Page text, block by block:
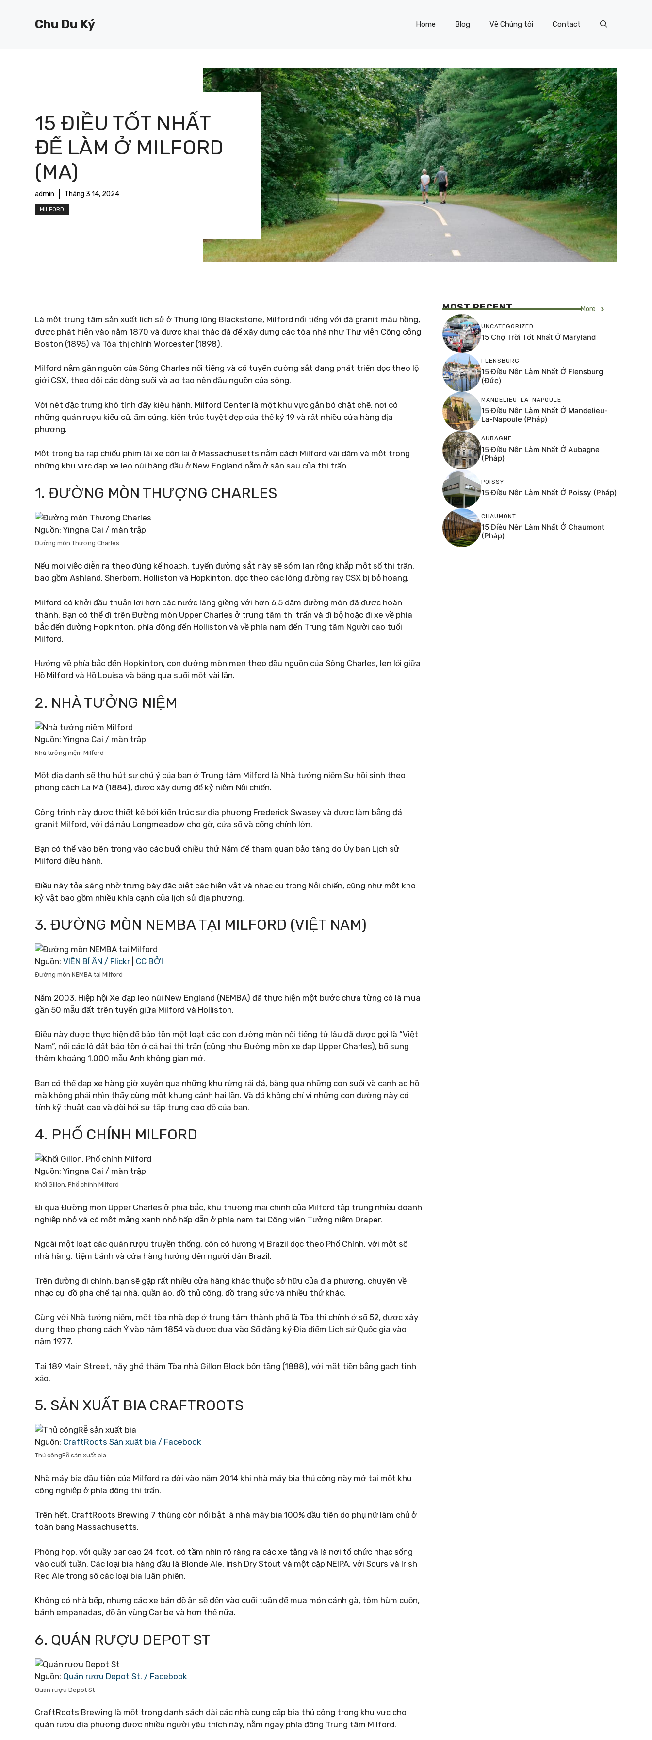
Chu Du Ký Home Blog Về Chúng tôi Contact
15 ĐIỀU TỐT NHẤT
ĐỂ LÀM Ở MILFORD
(MA)
admin Tháng 3 14, 2024
MILFORD
Là một trung tâm sản xuất lịch sử ở Thung lũng Blackstone, Milford nổi tiếng với đá granit màu hồng,
được phát hiện vào năm 1870 và được khai thác đá để xây dựng các tòa nhà như Thư viện Công cộng
Boston (1895) và Tòa thị chính Worcester (1898).
Milford nằm gần nguồn của Sông Charles nổi tiếng và có tuyến đường sắt đang phát triển dọc theo lộ
giới CSX, theo dõi các dòng suối và ao tạo nên đầu nguồn của sông.
Với nét đặc trưng khó tính đầy kiêu hãnh, Milford Center là một khu vực gắn bó chặt chẽ, nơi có
những quán rượu kiểu cũ, ấm cúng, kiến ​​trúc tuyệt đẹp của thế kỷ 19 và rất nhiều cửa hàng địa
phương.
Một trong ba rạp chiếu phim lái xe còn lại ở Massachusetts nằm cách Milford vài dặm và một trong
những khu vực đạp xe leo núi hàng đầu ở New England nằm ở sân sau của thị trấn.
1. ĐƯỜNG MÒN THƯỢNG CHARLES
Nguồn: Yingna Cai / màn trập
Đường mòn Thượng Charles
Nếu mọi việc diễn ra theo đúng kế hoạch, tuyến đường sắt này sẽ sớm lan rộng khắp một số thị trấn,
bao gồm Ashland, Sherborn, Holliston và Hopkinton, dọc theo các lòng đường ray CSX bị bỏ hoang.
Milford có khởi đầu thuận lợi hơn các nước láng giềng với hơn 6,5 dặm đường mòn đã được hoàn
thành. Bạn có thể đi trên Đường mòn Upper Charles ở trung tâm thị trấn và đi bộ hoặc đi xe về phía
bắc đến đường Hopkinton, phía đông đến Holliston và về phía nam đến Trung tâm Người cao tuổi
Milford.
Hướng về phía bắc đến Hopkinton, con đường mòn men theo đầu nguồn của Sông Charles, len lỏi giữa
Hồ Milford và Hồ Louisa và băng qua suối một vài lần.
2. NHÀ TƯỞNG NIỆM
Nguồn: Yingna Cai / màn trập
Nhà tưởng niệm Milford
Một địa danh sẽ thu hút sự chú ý của bạn ở Trung tâm Milford là Nhà tưởng niệm Sự hồi sinh theo
phong cách La Mã (1884), được xây dựng để kỷ niệm Nội chiến.
Công trình này được thiết kế bởi kiến ​​​​trúc sư địa phương Frederick Swasey và được làm bằng đá
granit Milford, với đá nâu Longmeadow cho gờ, cửa sổ và cổng chính lớn.
Bạn có thể vào bên trong vào các buổi chiều thứ Năm để tham quan bảo tàng do Ủy ban Lịch sử
Milford điều hành.
Điều này tỏa sáng nhờ trưng bày đặc biệt các hiện vật và nhạc cụ trong Nội chiến, cũng như một kho
kỷ vật bao gồm nhiều khía cạnh của lịch sử địa phương.
3. ĐƯỜNG MÒN NEMBA TẠI MILFORD (VIỆT NAM)
Nguồn: VIÊN BÍ ẨN / Flickr CC BỞI
Đường mòn NEMBA tại Milford
Năm 2003, Hiệp hội Xe đạp leo núi New England (NEMBA) đã thực hiện một bước chưa từng có là mua
gần 50 mẫu đất trên tuyến giữa Milford và Holliston.
Điều này được thực hiện để bảo tồn một loạt các con đường mòn nổi tiếng từ lâu đã được gọi là “Việt
Nam”, nối các lô đất bảo tồn ở cả hai thị trấn (cũng như Đường mòn xe đạp Upper Charles), bổ sung
thêm khoảng 1.000 mẫu Anh không gian mở.
Bạn có thể đạp xe hàng giờ xuyên qua những khu rừng rải đá, băng qua những con suối và cạnh ao hồ
mà không phải nhìn thấy cùng một khung cảnh hai lần. Và đó không chỉ vì những con đường này có
tính kỹ thuật cao và đòi hỏi sự tập trung cao độ của bạn.
4. PHỐ CHÍNH MILFORD
Nguồn: Yingna Cai / màn trập
Khối Gillon, Phố chính Milford
Đi qua Đường mòn Upper Charles ở phía bắc, khu thương mại chính của Milford tập trung nhiều doanh
nghiệp nhỏ và có một mảng xanh nhỏ hấp dẫn ở phía nam tại Công viên Tưởng niệm Draper.
Ngoài một loạt các quán rượu truyền thống, còn có hương vị Brazil dọc theo Phố Chính, với một số
nhà hàng, tiệm bánh và cửa hàng hướng đến người dân Brazil.
Trên đường đi chính, bạn sẽ gặp rất nhiều cửa hàng khác thuộc sở hữu của địa phương, chuyên về
nhạc cụ, đồ pha chế tại nhà, quần áo, đồ thủ công, đồ trang sức và nhiều thứ khác.
Cùng với Nhà tưởng niệm, một tòa nhà đẹp ở trung tâm thành phố là Tòa thị chính ở số 52, được xây
dựng theo phong cách Ý vào năm 1854 và được đưa vào Sổ đăng ký Địa điểm Lịch sử Quốc gia vào
năm 1977.
Tại 189 Main Street, hãy ghé thăm Tòa nhà Gillon Block bốn tầng (1888), với mặt tiền bằng gạch tinh
xảo.
5. SẢN XUẤT BIA CRAFTROOTS
Nguồn: CraftRoots Sản xuất bia / Facebook
Thủ côngRễ sản xuất bia
Nhà máy bia đầu tiên của Milford ra đời vào năm 2014 khi nhà máy bia thủ công này mở tại một khu
công nghiệp ở phía đông thị trấn.
Trên hết, CraftRoots Brewing 7 thùng còn nổi bật là nhà máy bia 100% đầu tiên do phụ nữ làm chủ ở
toàn bang Massachusetts.
Phòng họp, với quầy bar cao 24 foot, có tầm nhìn rõ ràng ra các xe tăng và là nơi tổ chức nhạc sống
vào cuối tuần. Các loại bia hàng đầu là Blonde Ale, Irish Dry Stout và một cặp NEIPA, với Sours và Irish
Red Ale trong số các loại bia luân phiên.
Không có nhà bếp, nhưng các xe bán đồ ăn sẽ đến vào cuối tuần để mua món cánh gà, tôm hùm cuộn,
bánh empanadas, đồ ăn vùng Caribe và hơn thế nữa.
6. QUÁN RƯỢU DEPOT ST
Nguồn: Quán rượu Depot St. / Facebook
Quán rượu Depot St
CraftRoots Brewing là một trong danh sách dài các nhà cung cấp bia thủ công trong khu vực cho
quán rượu địa phương được nhiều người yêu thích này, nằm ngay phía đông Trung tâm Milford.
MOST RECENT More
UNCATEGORIZED
15 Chợ Trời Tốt Nhất Ở Maryland
FLENSBURG
15 Điều Nên Làm Nhất Ở Flensburg
(Đức)
MANDELIEU-LA-NAPOULE
15 Điều Nên Làm Nhất Ở Mandelieu-
La-Napoule (Pháp)
AUBAGNE
15 Điều Nên Làm Nhất Ở Aubagne
(Pháp)
POISSY
15 Điều Nên Làm Nhất Ở Poissy (Pháp)
CHAUMONT
15 Điều Nên Làm Nhất Ở Chaumont
(Pháp)